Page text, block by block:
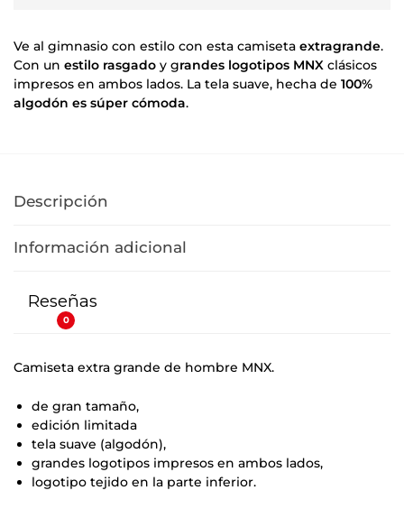
Ve al gimnasio con estilo con esta camiseta extragrande.
Con un estilo rasgado y grandes logotipos MNX clásicos
impresos en ambos lados. La tela suave, hecha de 100%
algodón es súper cómoda.
Descripción
Información adicional
Reseñas
0
Camiseta extra grande de hombre MNX.
de gran tamaño,
edición limitada
tela suave (algodón),
grandes logotipos impresos en ambos lados,
logotipo tejido en la parte inferior.